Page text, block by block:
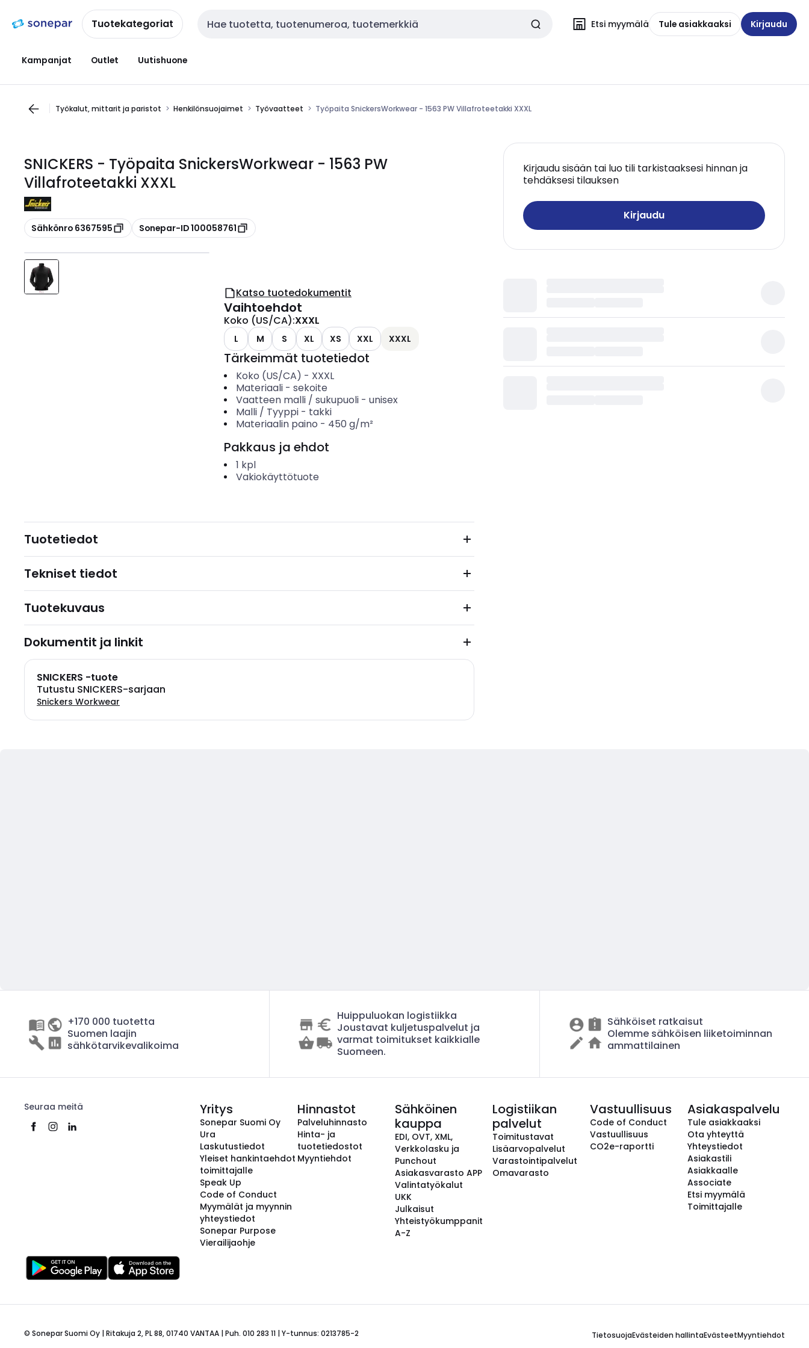
navigointiinsisältöönTuotekategoriat Haku Etsi myymälä Tule asiakkaaksi Kirjaudu
Kampanjat Outlet Uutishuone
Työkalut, mittarit ja paristot Henkilönsuojaimet Työvaatteet Työpaita SnickersWorkwear - 1563 PW Villafroteetakki XXXL
SNICKERS - Työpaita SnickersWorkwear - 1563 PW
Villafroteetakki XXXL
Kopioi
Sähkönro 6367595 Kopioi
Sonepar-ID 100058761
Kirjaudu sisään tai luo tili tarkistaaksesi hinnan ja
tehdäksesi tilauksen
Kirjaudu
Katso tuotedokumentit
Vaihtoehdot
Koko (US/CA):XXXL
L M S XL XS XXL XXXL
Tärkeimmät tuotetiedot
Koko (US/CA) - XXXL
Materiaali- sekoite
Vaatteen malli / sukupuoli- unisex
Malli / Tyyppi- takki
Materiaalin paino - 450 g/m²
Pakkaus ja ehdot
1 kpl
Vakiokäyttötuote
Tuotetiedot
Tekniset tiedot
Tuotekuvaus
Dokumentit ja linkit
SNICKERS -tuote
Tutustu SNICKERS-sarjaan
Snickers Workwear
+170 000 tuotetta
Suomen laajin
sähkötarvikevalikoima
Huippuluokan logistiikka
Joustavat kuljetuspalvelut ja
varmat toimitukset kaikkialle
Suomeen.
Sähköiset ratkaisut
Olemme sähköisen liiketoiminnan
ammattilainen
Seuraa meitä Yritys
Sonepar Suomi Oy
Ura
Laskutustiedot
Yleiset hankintaehdot
toimittajalle
Speak Up
Code of Conduct
Myymälät ja myynnin
yhteystiedot
Sonepar Purpose
Vierailijaohje
Hinnastot
Palveluhinnasto
Hinta- ja
tuotetiedostot
Myyntiehdot
Sähköinen
kauppa
EDI, OVT, XML,
Verkkolasku ja
Punchout
Asiakasvarasto APP
Valintatyökalut
UKK
Julkaisut
Yhteistyökumppanit
A-Z
Logistiikan
palvelut
Toimitustavat
Lisäarvopalvelut
Varastointipalvelut
Omavarasto
Vastuullisuus
Code of Conduct
Vastuullisuus
CO2e-raportti
Asiakaspalvelu
Tule asiakkaaksi
Ota yhteyttä
Yhteystiedot
Asiakastili
Asiakkaalle
Associate
Etsi myymälä
Toimittajalle
© Sonepar Suomi Oy | Ritakuja 2, PL 88, 01740 VANTAA | Puh. 010 283 11 | Y-tunnus: 0213785-2 TietosuojaEvästeiden hallintaEvästeetMyyntiehdot